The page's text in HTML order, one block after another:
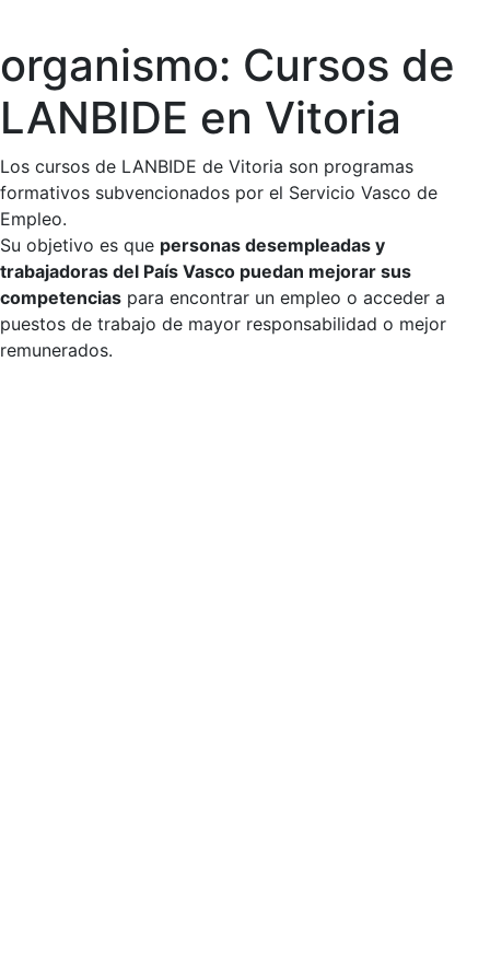
Skip
to
content
organismo: Cursos de
LANBIDE en Vitoria
Los cursos de LANBIDE de Vitoria son programas
formativos subvencionados por el Servicio Vasco de
Empleo.
Su objetivo es que personas desempleadas y
trabajadoras del País Vasco puedan mejorar sus
competencias para encontrar un empleo o acceder a
puestos de trabajo de mayor responsabilidad o mejor
remunerados.